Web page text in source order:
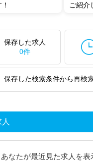
ご紹介
保存した求人
0件
保存した検索条件から再検
あなたが最近見た求人を表